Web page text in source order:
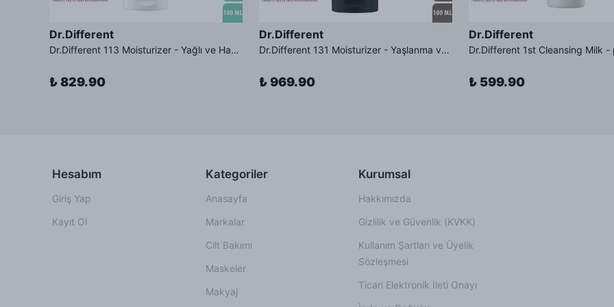
Dr.Different
Dr.Different 113 Moisturizer - Yağlı ve Hassas Cilt Tipleri İçin Yağ Asidi İçerikli Nemlendirici Krem
₺ 829.90
Dr.Different
Dr.Different 131 Moisturizer - Yaşlanma ve Kırışıklık Karşıtı Kolesterol İçerikli Nemlendirici Krem
₺ 969.90
Dr.Different
₺ 599.90
Hesabım
Giriş Yap
Kayıt Ol
Kategoriler
Anasayfa
Markalar
Cilt Bakımı
Maskeler
Makyaj
Kurumsal
Hakkımızda
Gizlilik ve Güvenlik (KVKK)
Kullanım Şartları ve Üyelik
Sözleşmesi
Ticari Elektronik İleti Onayı